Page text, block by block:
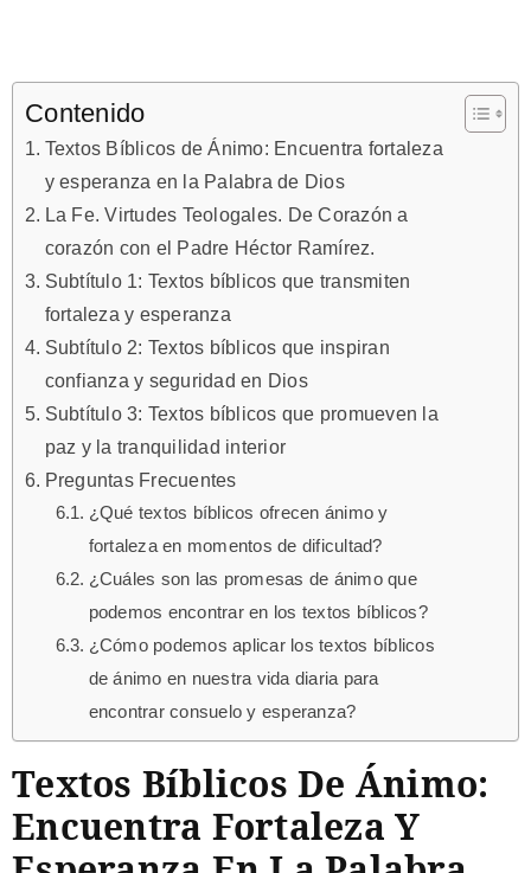
Contenido
Textos Bíblicos de Ánimo: Encuentra fortaleza
y esperanza en la Palabra de Dios
La Fe. Virtudes Teologales. De Corazón a
corazón con el Padre Héctor Ramírez.
Subtítulo 1: Textos bíblicos que transmiten
fortaleza y esperanza
Subtítulo 2: Textos bíblicos que inspiran
confianza y seguridad en Dios
Subtítulo 3: Textos bíblicos que promueven la
paz y la tranquilidad interior
Preguntas Frecuentes
¿Qué textos bíblicos ofrecen ánimo y
fortaleza en momentos de dificultad?
¿Cuáles son las promesas de ánimo que
podemos encontrar en los textos bíblicos?
¿Cómo podemos aplicar los textos bíblicos
de ánimo en nuestra vida diaria para
encontrar consuelo y esperanza?
Textos Bíblicos De Ánimo:
Encuentra Fortaleza Y